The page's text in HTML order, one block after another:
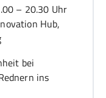
– 20.30 Uhr
Hub,
bei
ins